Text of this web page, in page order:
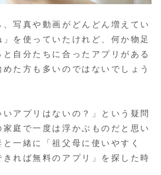
写真や動画がどんどん増えてい
を使っていたけれど、何か物足
自分たちに合ったアプリがある
た方も多いのではないでしょう
いアプリはないの？」という疑問
庭で一度は浮かぶものだと思い
一緒に「祖父母に使いやすく
れば無料のアプリ」を探した時